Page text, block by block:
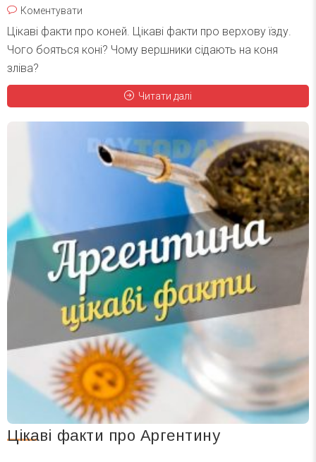
Коментувати
Цікаві факти про коней. Цікаві факти про верхову їзду.
Чого бояться коні? Чому вершники сідають на коня
зліва?
Читати далі
Цікаві факти про Аргентину